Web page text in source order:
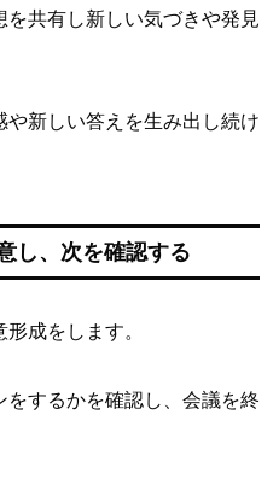
共有し新しい気づきや発見
新しい答えを生み出し続け
し、次を確認する
成をします。
をするかを確認し、会議を終